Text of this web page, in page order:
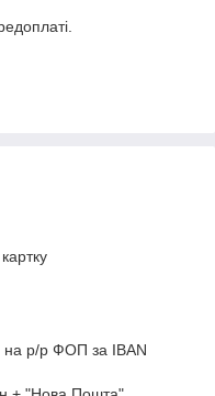
на р/р ФОП за IBAN